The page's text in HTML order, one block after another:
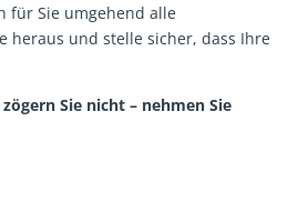
für Sie umgehend alle
heraus und stelle sicher, dass Ihre
Sie nicht – nehmen Sie